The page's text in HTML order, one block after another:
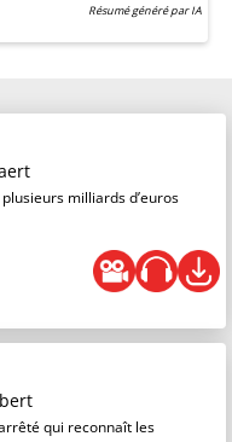
Résumé généré par IA
milliards d’euros
qui reconnaît les